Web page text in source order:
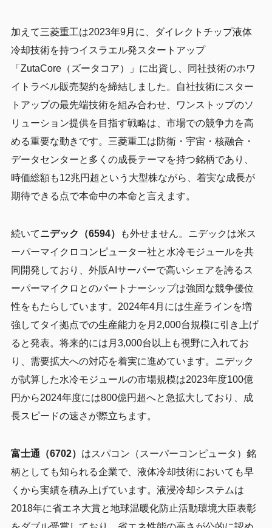
加えて三菱重工は2023年9月に、ダイレクトチップ液体
冷却技術を持つイスラエル発スタートアップ
「ZutaCore（ズータコア）」に出資し、同社技術のホワ
イトラベル販売契約を締結しました。自社技術にスター
トアップの最先端技術を組み合わせ、ワンストップのソ
リューション提供を目指す戦略は、市場での競争力を高
める重要な動きです。三菱重工は防衛・宇宙・核融合・
データセンターと多くの成長テーマを持つ銘柄であり、
時価総額も12兆円超という大型株ながら、着実な成長が
期待できる点で本命中の本命と言えます。
続いてニデック（6594）
も外せません。ニデックは米ス
ーパーマイクロコンピューター社と水冷モジュールを共
同開発しており、外販AIサーバーで高いシェアを誇るス
ーパーマイクロとのパートナーシップは強固な競争優位
性をもたらしています。2024年4月には生産ラインを増
強してタイ拠点での生産能力を月2,000台規模に引き上げ
ると発表。将来的には月3,000台以上も視野に入れてお
り、需要拡大への対応を着実に進めています。ニデック
が試算した水冷モジュールの市場規模は2023年度100億
円から2024年度には800億円超へと急拡大しており、成
長スピードの速さが際立ちます。
富士通（6702） はスパコン（スーパーコンピュータ）銘
柄としても知られる企業で、液体冷却技術においても早
くから実績を積み上げています。液浸冷却システムは
2018年に省エネ大賞と地球温暖化防止活動環境大臣表彰